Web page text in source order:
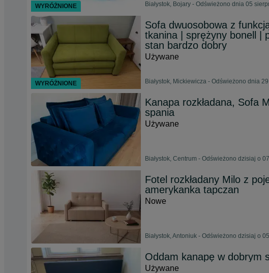
Białystok, Bojary - Odświeżono dnia 05
Sofa dwuosobowa z
tkanina | sprężyny bonell |
stan bardzo dobry
Używane
Białystok, Mickiewicza - Odświeżono dnia
Kanapa rozkładana, Sofa
spania
Używane
Białystok, Centrum - Odświeżono dzisiaj o
Fotel rozkładany Milo z
amerykanka tapczan
Nowe
Białystok, Antoniuk - Odświeżono dzisiaj o
Oddam kanapę w dobrym
Używane
WYRÓŻNIONE
WYRÓŻNIONE